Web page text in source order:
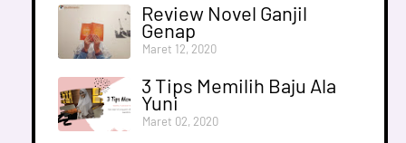
Review Novel Ganjil
Genap
Maret 12, 2020
3 Tips Memilih Baju Ala
Yuni
Maret 02, 2020